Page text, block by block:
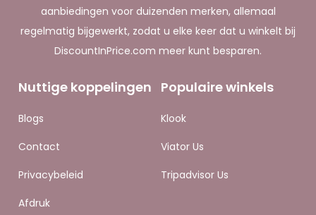
aanbiedingen voor duizenden merken, allemaal
regelmatig bijgewerkt, zodat u elke keer dat u winkelt bij
DiscountInPrice.com meer kunt besparen.
Nuttige koppelingen
Blogs
Contact
Privacybeleid
Afdruk
Populaire winkels
Klook
Viator Us
Tripadvisor Us